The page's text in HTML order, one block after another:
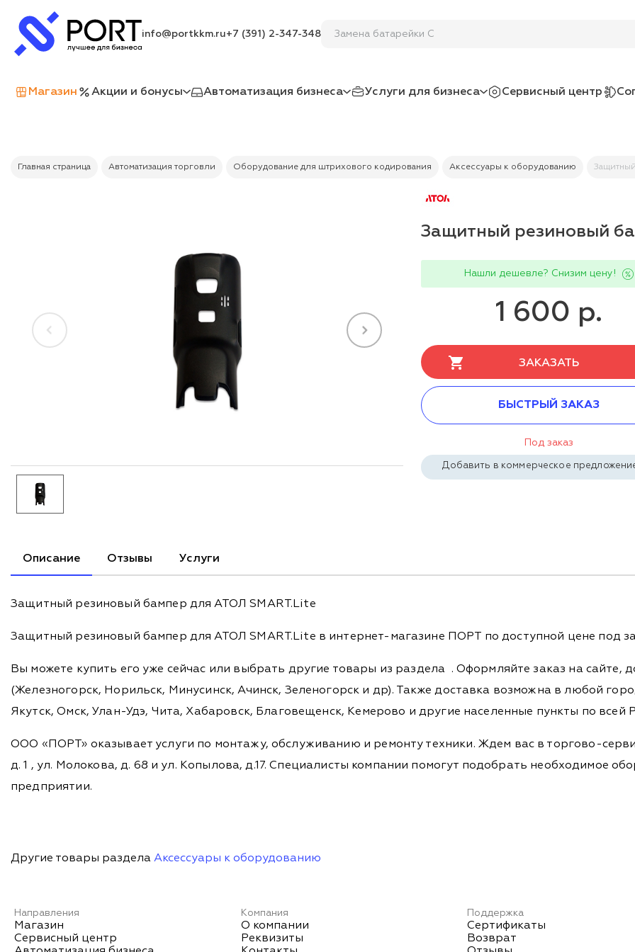
info@portkkm.ru+7 (391) 2-347-348 Замена батар
Магазин Акции и бонусы Автоматизация бизнеса Услуги для бизнеса Сервисный центр
Главная страница Автоматизация торговли Оборудование для штрихового кодирования Аксессуары к оборудованию
Защитный резиновый
Нашли дешевле? Снизим цену!
1 600 р.
ЗАКАЗАТЬ
БЫСТРЫЙ ЗАКАЗ
Под заказ
Добавить в коммерческое
Описание Отзывы Услуги
Защитный резиновый бампер для АТОЛ SMART.Lite
Защитный резиновый бампер для АТОЛ SMART.Lite в интернет-магазине ПОРТ по доступной цене под
Вы можете купить его уже сейчас или выбрать другие товары из раздела . Оформляйте заказ на сайте,
(Железногорск, Норильск, Минусинск, Ачинск, Зеленогорск и др). Также доставка возможна в любой
Якутск, Омск, Улан-Удэ, Чита, Хабаровск, Благовещенск, Кемерово и другие населенные пункты по всей
ООО «ПОРТ» оказывает услуги по монтажу, обслуживанию и ремонту техники. Ждем вас в торгово-
д. 1 , ул. Молокова, д. 68 и ул. Копылова, д.17. Специалисты компании помогут подобрать необходимое
предприятии.
Другие товары раздела Аксессуары к оборудованию
Направления
Магазин
Сервисный центр
Компания
О компании
Реквизиты
Поддержка
Сертификаты
Возврат